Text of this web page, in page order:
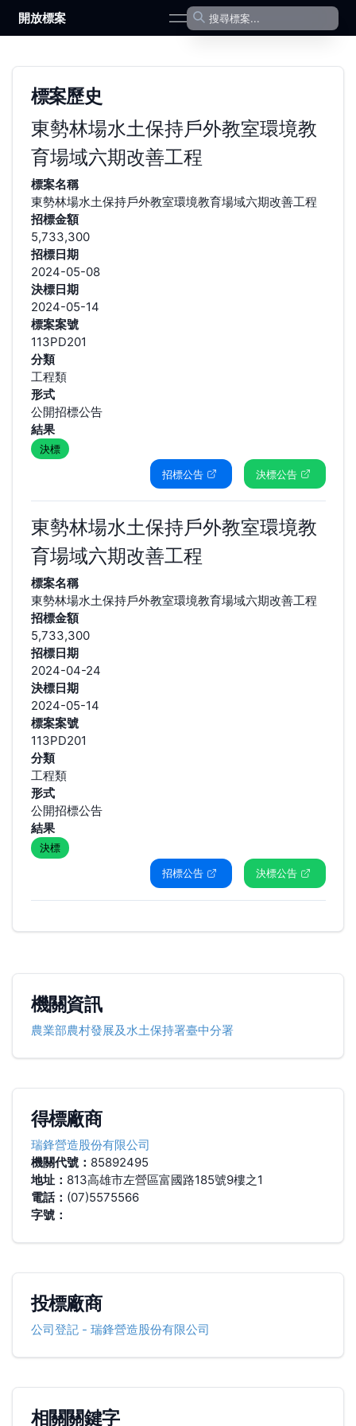
開放標案 open navigation menu
標案歷史
東勢林場水土保持戶外教室環境教
育場域六期改善工程
標案名稱
東勢林場水土保持戶外教室環境教育場域六期改善工程
招標金額
5,733,300
招標日期
2024-05-08
決標日期
2024-05-14
標案案號
113PD201
分類
工程類
形式
公開招標公告
結果
決標
招標公告
決標公告
東勢林場水土保持戶外教室環境教
育場域六期改善工程
標案名稱
東勢林場水土保持戶外教室環境教育場域六期改善工程
招標金額
5,733,300
招標日期
2024-04-24
決標日期
2024-05-14
標案案號
113PD201
分類
工程類
形式
公開招標公告
結果
決標
招標公告
決標公告
機關資訊
農業部農村發展及水土保持署臺中分署
得標廠商
瑞鋒營造股份有限公司
機關代號： 85892495
地址： 813高雄市左營區富國路185號9樓之1
電話： (07)5575566
字號：
投標廠商
公司登記- 瑞鋒營造股份有限公司
相關關鍵字